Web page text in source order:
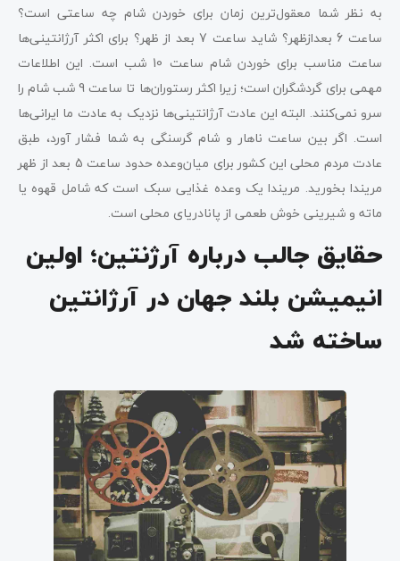
به نظر شما معقول‌ترین زمان برای خوردن شام چه ساعتی است؟
ساعت 6 بعدازظهر؟ شاید ساعت 7 بعد از ظهر؟ برای اکثر آرژانتینی‌ها
ساعت مناسب برای خوردن شام ساعت 10 شب است. این اطلاعات
مهمی برای گردشگران است؛ زیرا اکثر رستوران‌ها تا ساعت 9 شب شام را
سرو نمی‌کنند. البته این عادت آرژانتینی‌ها نزدیک به عادت ما ایرانی‌ها
است. اگر بین ساعت ناهار و شام گرسنگی به شما فشار آورد، طبق
عادت مردم محلی این کشور برای میان‌وعده حدود ساعت 5 بعد از ظهر
مریندا بخورید. مریندا یک وعده غذایی سبک است که شامل قهوه یا
ماته و شیرینی خوش طعمی از پانادریای محلی است.
حقایق جالب درباره آرژنتین؛ اولین
انیمیشن بلند جهان در آرژانتین
ساخته شد